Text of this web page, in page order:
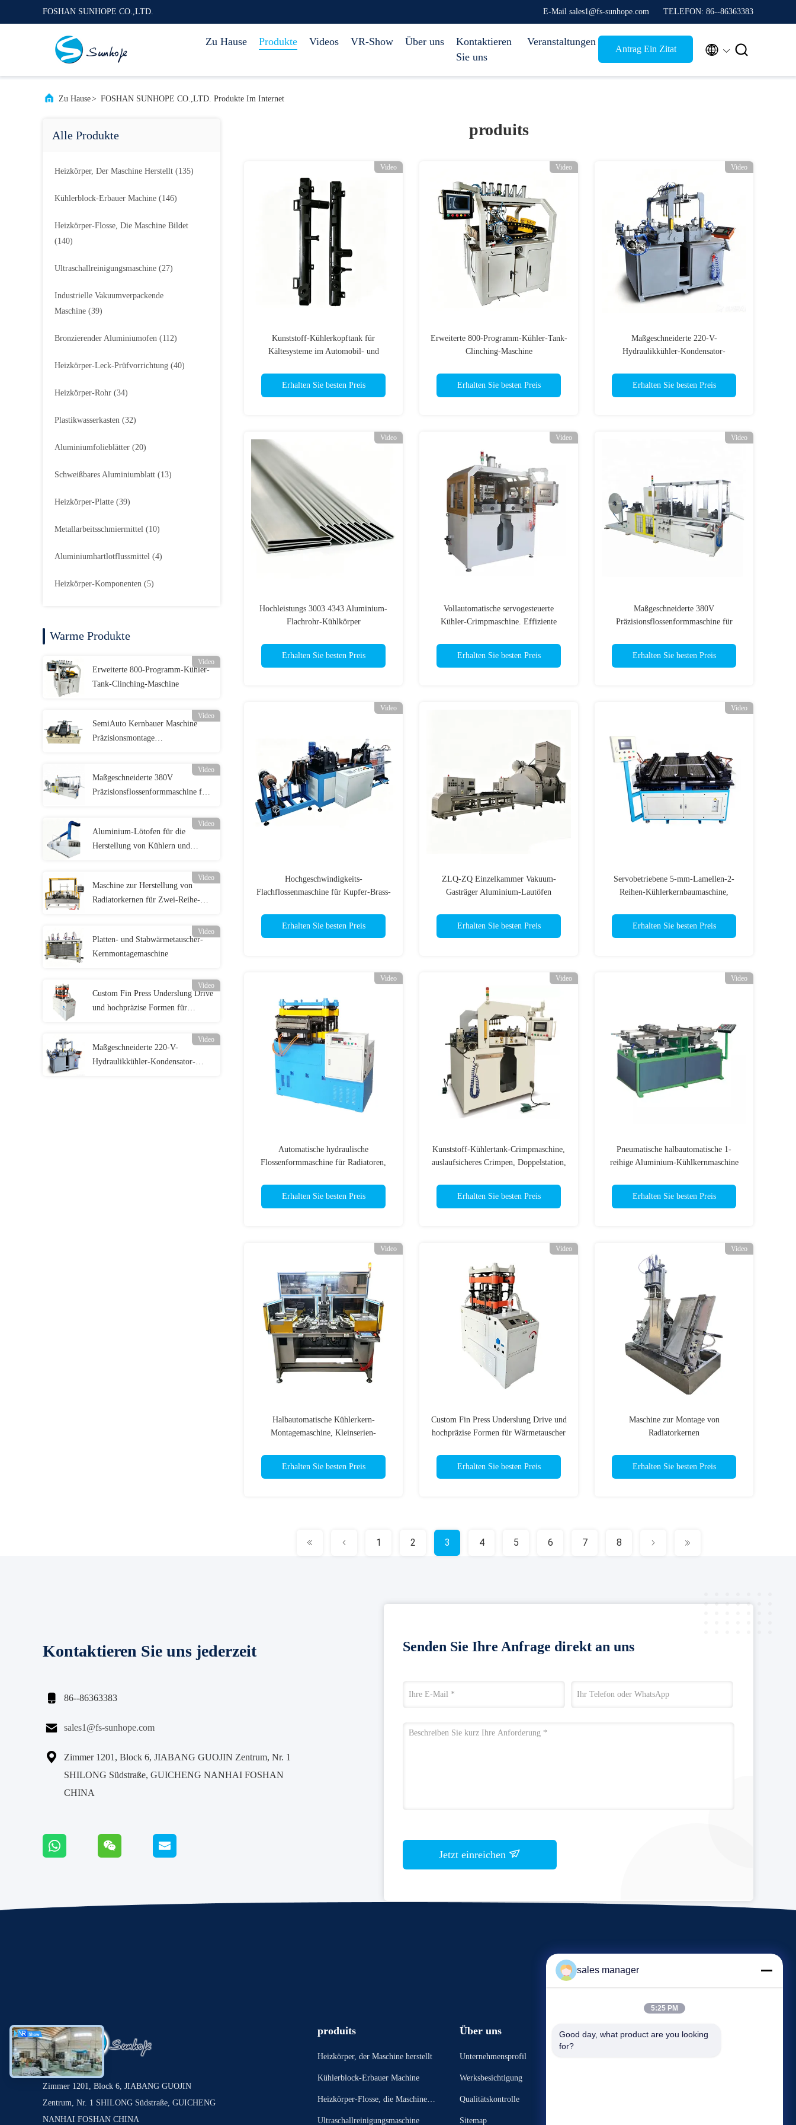
FOSHAN SUNHOPE CO.,LTD. E-Mail sales1@fs-sunhope.com TELEFON: 86--86363383
Zu Hause Produkte Videos VR-Show Über uns
Kontaktieren
Sie uns
Veranstaltungen
Antrag Ein Zitat  
Zu Hause> FOSHAN SUNHOPE CO.,LTD. Produkte Im Internet
Alle Produkte
Heizkörper, Der Maschine Herstellt (135)
Kühlerblock-Erbauer Machine (146)
Heizkörper-Flosse, Die Maschine Bildet
(140)
Ultraschallreinigungsmaschine (27)
Industrielle Vakuumverpackende
Maschine (39)
Bronzierender Aluminiumofen (112)
Heizkörper-Leck-Prüfvorrichtung (40)
Heizkörper-Rohr (34)
Plastikwasserkasten (32)
Aluminiumfolieblätter (20)
Schweißbares Aluminiumblatt (13)
Heizkörper-Platte (39)
Metallarbeitsschmiermittel (10)
Aluminiumhartlotflussmittel (4)
Heizkörper-Komponenten (5)
Warme Produkte
Video
Erweiterte 800-Programm-Kühler-
Tank-Clinching-Maschine
Video
SemiAuto Kernbauer Maschine
Präzisionsmontage
Video
Maßgeschneiderte 380V
Präzisionsflossenformmaschine für
Video
Aluminium-Lötofen für die
Herstellung von Kühlern und
Video
Maschine zur Herstellung von
Radiatorkernen für Zwei-Reihe-
Video
Platten- und Stabwärmetauscher-
Kernmontagemaschine
Video
Custom Fin Press Underslung Drive
und hochpräzise Formen für
Video
Maßgeschneiderte 220-V-
Hydraulikkühler-Kondensator-
produits
Video
Kunststoff-Kühlerkopftank für
Kältesysteme im Automobil- und
Erhalten Sie besten Preis
Video
Erweiterte 800-Programm-Kühler-Tank-
Clinching-Maschine
Erhalten Sie besten Preis
Video
Maßgeschneiderte 220-V-
Hydraulikkühler-Kondensator-
Erhalten Sie besten Preis
Video
Hochleistungs 3003 4343 Aluminium-
Flachrohr-Kühlkörper
Erhalten Sie besten Preis
Video
Vollautomatische servogesteuerte
Kühler-Crimpmaschine. Effiziente
Erhalten Sie besten Preis
Video
Maßgeschneiderte 380V
Präzisionsflossenformmaschine für
Erhalten Sie besten Preis
Video
Hochgeschwindigkeits-
Flachflossenmaschine für Kupfer-Brass-
Erhalten Sie besten Preis
ZLQ-ZQ Einzelkammer Vakuum-
Gasträger Aluminium-Lautöfen
Erhalten Sie besten Preis
Video
Servobetriebene 5-mm-Lamellen-2-
Reihen-Kühlerkernbaumaschine,
Erhalten Sie besten Preis
Video
Automatische hydraulische
Flossenformmaschine für Radiatoren,
Erhalten Sie besten Preis
Video
Kunststoff-Kühlertank-Crimpmaschine,
auslaufsicheres Crimpen, Doppelstation,
Erhalten Sie besten Preis
Video
Pneumatische halbautomatische 1-
reihige Aluminium-Kühlkernmaschine
Erhalten Sie besten Preis
Video
Halbautomatische Kühlerkern-
Montagemaschine, Kleinserien-
Erhalten Sie besten Preis
Video
Custom Fin Press Underslung Drive und
hochpräzise Formen für Wärmetauscher
Erhalten Sie besten Preis
Video
Maschine zur Montage von
Radiatorkernen
Erhalten Sie besten Preis
1 2 3 4 5 6 7 8
Kontaktieren Sie uns jederzeit
 86--86363383
 sales1@fs-sunhope.com

Zimmer 1201, Block 6, JIABANG GUOJIN Zentrum, Nr. 1
SHILONG Südstraße, GUICHENG NANHAI FOSHAN
CHINA
Senden Sie Ihre Anfrage direkt an uns
Jetzt einreichen
Zimmer 1201, Block 6, JIABANG GUOJIN
Zentrum, Nr. 1 SHILONG Südstraße, GUICHENG
NANHAI FOSHAN CHINA
produits
Heizkörper, der Maschine herstellt
Kühlerblock-Erbauer Machine
Heizkörper-Flosse, die Maschine bi
Ultraschallreinigungsmaschine
Über uns
Unternehmensprofil
Werksbesichtigung
Qualitätskontrolle
Sitemap
Veranstaltungen
Antrag Ein Zitat
sales manager
5:25 PM
Good day, what product are you looking
for?